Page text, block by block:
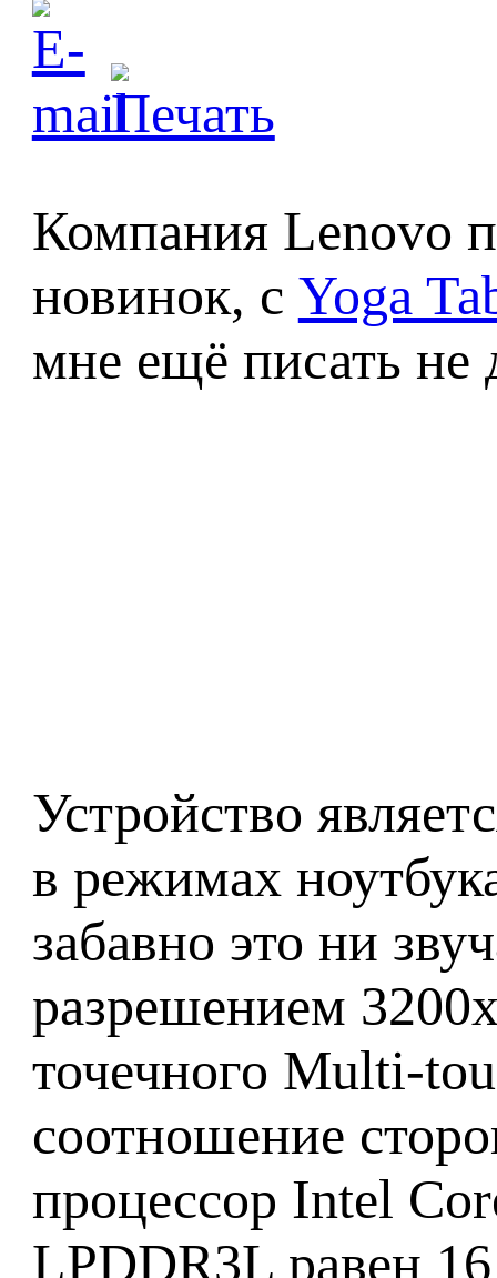
Компания Lenovo
новинок, с Yoga
мне ещё писать не
Устройство
в режимах
забавно это ни
разрешением
точечного Multi-
соотношение
процессор Intel
LPDDR3L равен